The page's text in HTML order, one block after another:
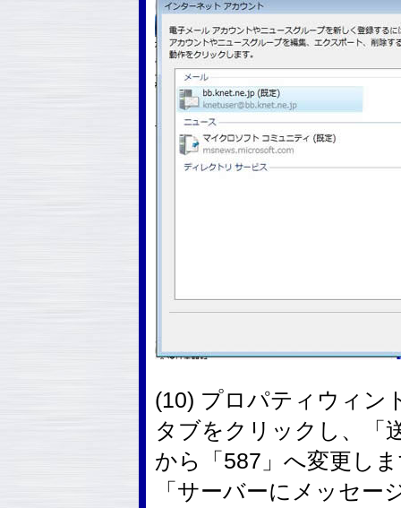
(10) プロパティウィン
タブをクリックし、「
から「587」へ変更し
「サーバーにメッセ